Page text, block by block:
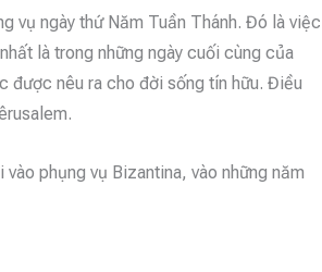
vụ ngày thứ Năm Tuần Thánh. Đó là việc
là trong những ngày cuối cùng của
được nêu ra cho đời sống tín hữu. Điều
phụng vụ Bizantina, vào những năm